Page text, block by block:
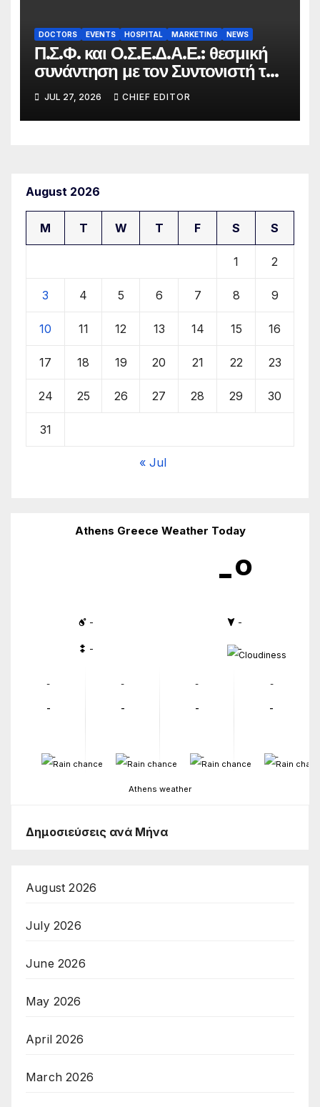
DOCTORS EVENTS HOSPITAL MARKETING NEWS
Π.Σ.Φ. και Ο.Σ.Ε.Δ.Α.Ε.: θεσμική
συνάντηση με τον Συντονιστή του
Γραφείου του Πρωθυπουργού
JUL 27, 2026 CHIEF EDITOR
August 2026
M T W T F S S
1 2
3 4 5 6 7 8 9
10 11 12 13 14 15 16
17 18 19 20 21 22 23
24 25 26 27 28 29 30
31
« Jul
Athens Greece Weather Today
-º
- -
- -
-
-
-
-
-
-
-
-
-
-
-
-
Athens weather
Δημοσιεύσεις ανά Μήνα
August 2026
July 2026
June 2026
May 2026
April 2026
March 2026